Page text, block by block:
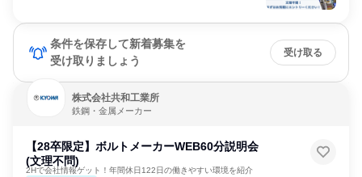
条件を保存して新着募集を
受け取りましょう
受け取る
株式会社共和工業所
鉄鋼・金属メーカー
【28卒限定】ボルトメーカーWEB60分説明会
(文理不問)
2Hで会社情報ゲット！年間休日122日の働きやすい環境を紹介